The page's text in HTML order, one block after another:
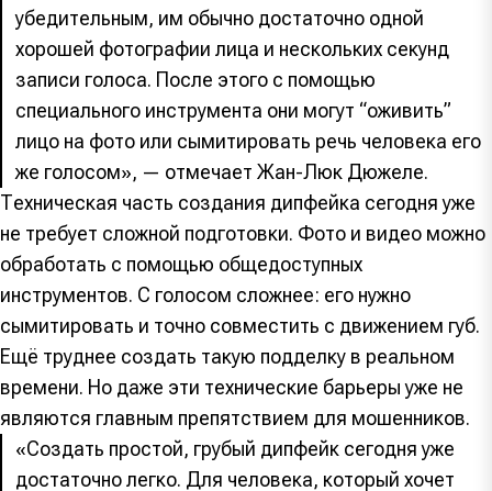
убедительным, им обычно достаточно одной
хорошей фотографии лица и нескольких секунд
записи голоса. После этого с помощью
специального инструмента они могут “оживить”
лицо на фото или сымитировать речь человека его
же голосом», — отмечает Жан-Люк Дюжеле.
Техническая часть создания дипфейка сегодня уже
не требует сложной подготовки. Фото и видео можно
обработать с помощью общедоступных
инструментов. С голосом сложнее: его нужно
сымитировать и точно совместить с движением губ.
Ещё труднее создать такую подделку в реальном
времени. Но даже эти технические барьеры уже не
являются главным препятствием для мошенников.
«Создать простой, грубый дипфейк сегодня уже
достаточно легко. Для человека, который хочет